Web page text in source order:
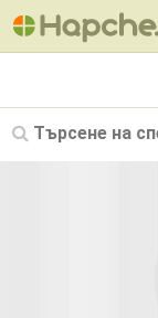
Търсене на